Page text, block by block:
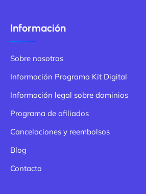
Información
Sobre nosotros
Información Programa Kit Digital
Información legal sobre dominios
Programa de afiliados
Cancelaciones y reembolsos
Blog
Contacto